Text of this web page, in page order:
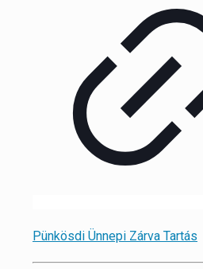
Pünkösdi Ünnepi Zárva Tartás